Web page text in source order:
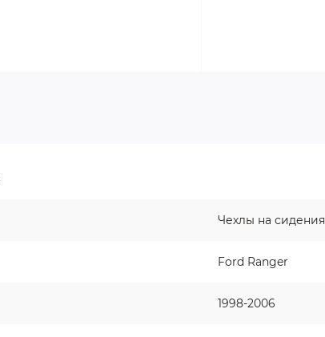
Чехлы на сидения
Ford Ranger
1998-2006